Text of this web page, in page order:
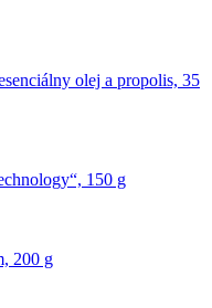
olej a propolis, 35
150 g
200 g